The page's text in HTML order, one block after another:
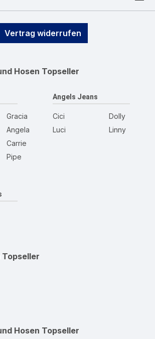
Vertrag widerrufen
Hosen Topseller
Gracia
Angela
Carrie
Pipe
Angels Jeans
Cici
Luci
Dolly
Linny
Topseller
Hosen Topseller